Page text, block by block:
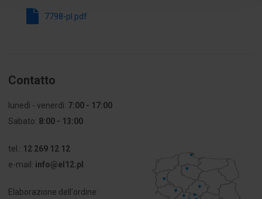
Liczba
podłączeń >
5
liczba
podłączeń
montażu
Wysokość
7798-pl.pdf
Contatto
lunedì - venerdì: 7:00 - 17:00
Sabato: 8:00 - 13:00
tel.: 12 269 12 12
e-mail: info@el12.pl
Elaborazione dell'ordine: